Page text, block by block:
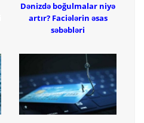
Dənizdə boğulmalar niyə
artır? Faciələrin əsas
səbəbləri